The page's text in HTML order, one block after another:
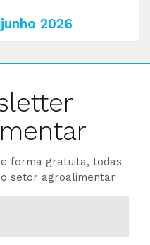
2026
forma gratuita, todas
setor agroalimentar